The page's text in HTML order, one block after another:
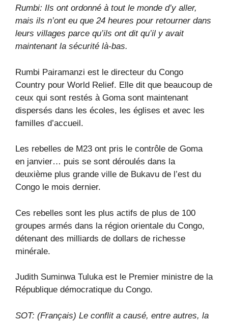
Rumbi: Ils ont ordonné à tout le monde d’y aller,
mais ils n’ont eu que 24 heures pour retourner dans
leurs villages parce qu’ils ont dit qu’il y avait
maintenant la sécurité là-bas.
Rumbi Pairamanzi est le directeur du Congo
Country pour World Relief. Elle dit que beaucoup de
ceux qui sont restés à Goma sont maintenant
dispersés dans les écoles, les églises et avec les
familles d’accueil.
Les rebelles de M23 ont pris le contrôle de Goma
en janvier… puis se sont déroulés dans la
deuxième plus grande ville de Bukavu de l’est du
Congo le mois dernier.
Ces rebelles sont les plus actifs de plus de 100
groupes armés dans la région orientale du Congo,
détenant des milliards de dollars de richesse
minérale.
Judith Suminwa Tuluka est le Premier ministre de la
République démocratique du Congo.
SOT: (Français) Le conflit a causé, entre autres, la